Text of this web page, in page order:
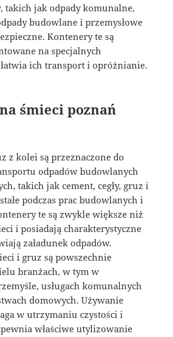
takich jak odpady komunalne,
budowlane i przemysłowe
Kontenery te są
na specjalnych
ich transport i opróżnianie.
śmieci poznań
z kolei są przeznaczone do
odpadów budowlanych
takich jak cement, cegły, gruz i
podczas prac budowlanych i
te są zwykle większe niż
i posiadają charakterystyczne
załadunek odpadów.
i gruz są powszechnie
branżach, w tym w
usługach komunalnych
domowych. Używanie
w utrzymaniu czystości i
właściwe utylizowanie